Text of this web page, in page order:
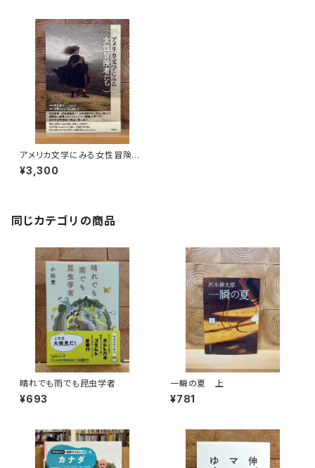
アメリカ文学にみる女性冒険者
たち
¥3,300
同じカテゴリの商品
晴れでも雨でも昆虫学者
¥693
一瞬の夏 上
¥781